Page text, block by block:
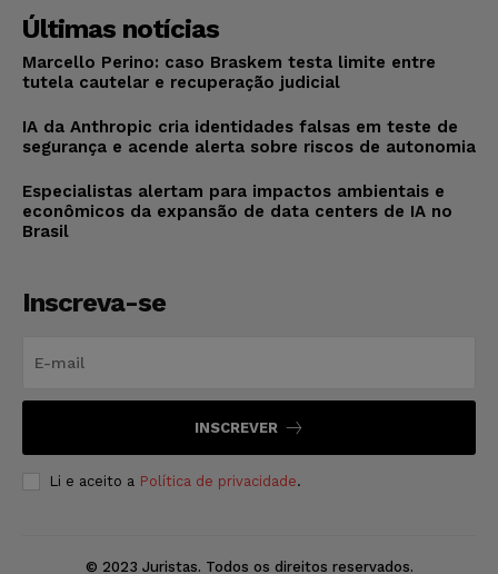
Últimas notícias
Marcello Perino: caso Braskem testa limite entre
tutela cautelar e recuperação judicial
IA da Anthropic cria identidades falsas em teste de
segurança e acende alerta sobre riscos de autonomia
Especialistas alertam para impactos ambientais e
econômicos da expansão de data centers de IA no
Brasil
Inscreva-se
INSCREVER
Li e aceito a Política de privacidade.
© 2023 Juristas. Todos os direitos reservados.